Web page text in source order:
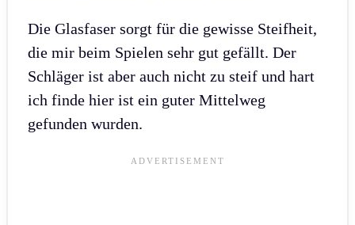
Die Glasfaser sorgt für die gewisse Steifheit,
die mir beim Spielen sehr gut gefällt. Der
Schläger ist aber auch nicht zu steif und hart
ich finde hier ist ein guter Mittelweg
gefunden wurden.